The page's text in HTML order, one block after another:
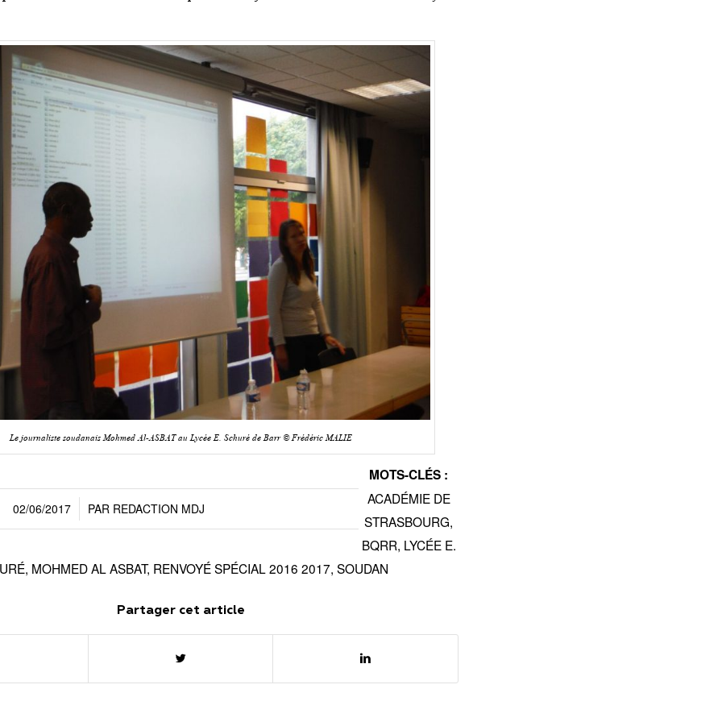
Le journaliste soudanais Mohmed Al-ASBAT au Lycée E. Schuré de Barr © Frédéric MALIE
02/06/2017
/ PAR REDACTION MDJ
MOTS-CLÉS :
ACADÉMIE DE
STRASBOURG,
BQRR, LYCÉE E.
, MOHMED AL ASBAT, RENVOYÉ SPÉCIAL 2016 2017, SOUDAN
Partager cet article